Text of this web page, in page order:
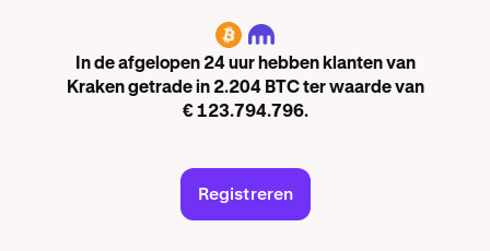
BTC
In de afgelopen 24 uur hebben klanten van
Kraken getrade in 2.204 BTC ter waarde van
€ 123.794.796.
Registreren